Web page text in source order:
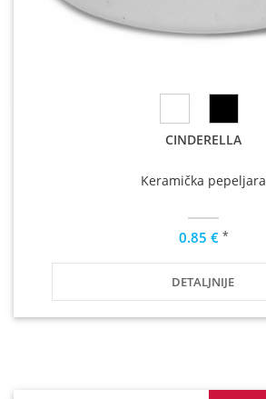
CINDERELLA
Keramička pepeljara
0.85 € *
DETALJNIJE